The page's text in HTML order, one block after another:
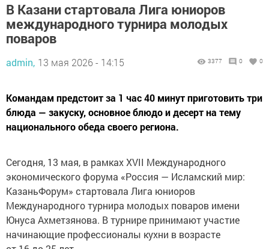
В Казани стартовала Лига юниоров
международного турнира молодых
поваров
admin, 13 мая 2026 - 14:15 3377 0 0
Командам предстоит за 1 час 40 минут приготовить три
блюда — закуску, основное блюдо и десерт на тему
национального обеда своего региона.
Сегодня, 13 мая, в рамках XVII Международного
экономического форума «Россия — Исламский мир:
КазаньФорум» стартовала Лига юниоров
Международного турнира молодых поваров имени
Юнуса Ахметзянова. В турнире принимают участие
начинающие профессионалы кухни в возрасте